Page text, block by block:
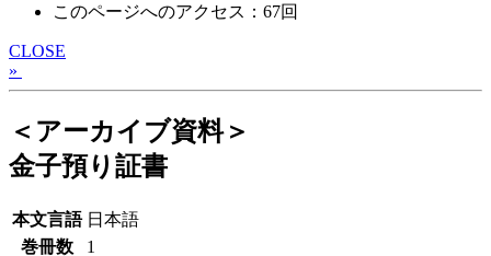
このページへのアクセス：67回
CLOSE
»
＜アーカイブ資料＞
金子預り証書
本文言語 日本語
巻冊数
1